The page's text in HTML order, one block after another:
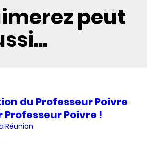
peut
du Professeur Poivre
Professeur Poivre !
Réunion